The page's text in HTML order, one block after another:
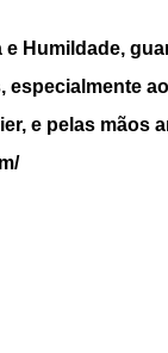
e Humildade,
especialmente
e pelas mãos